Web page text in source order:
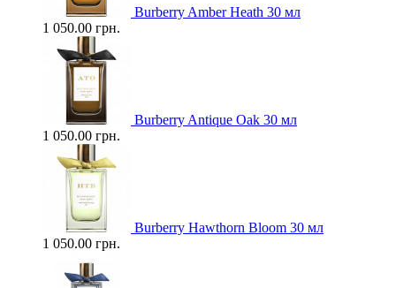
Burberry Amber Heath 30 мл
1 050.00 грн.
Burberry Antique Oak 30 мл
1 050.00 грн.
Burberry Hawthorn Bloom 30 мл
1 050.00 грн.